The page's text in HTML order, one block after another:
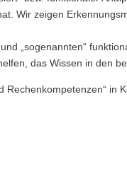
Wir zeigen
„sogenannten“
das Wissen in den
in